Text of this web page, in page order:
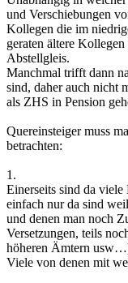
und Verschiebungen
Kollegen die im
geraten ältere
Abstellgleis.
Manchmal trifft dann
sind, daher auch nicht
als ZHS in Pension
Quereinsteiger muss
betrachten:
1.
Einerseits sind da
einfach nur da sind
und denen man noch
Versetzungen, teils
höheren Ämtern
Viele von denen mit